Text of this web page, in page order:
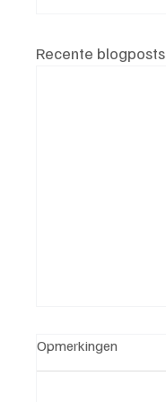
Recente blogposts
Opmerkingen